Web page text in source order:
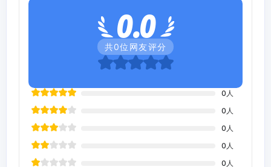
0.0
共0位网友评分
0 人
0 人
0 人
0 人
0 人